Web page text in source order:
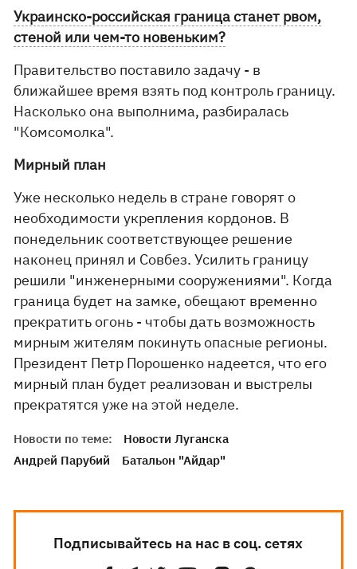
Украинско-российская граница станет рвом,
стеной или чем-то новеньким?
Правительство поставило задачу - в
ближайшее время взять под контроль границу.
Насколько она выполнима, разбиралась
"Комсомолка".
Мирный план
Уже несколько недель в стране говорят о
необходимости укрепления кордонов. В
понедельник соответствующее решение
наконец принял и Совбез. Усилить границу
решили "инженерными сооружениями". Когда
граница будет на замке, обещают временно
прекратить огонь - чтобы дать возможность
мирным жителям покинуть опасные регионы.
Президент Петр Порошенко надеется, что его
мирный план будет реализован и выстрелы
прекратятся уже на этой неделе.
Новости по теме:
Новости Луганска
Андрей Парубий
Батальон "Айдар"
Подписывайтесь на нас в соц. сетях